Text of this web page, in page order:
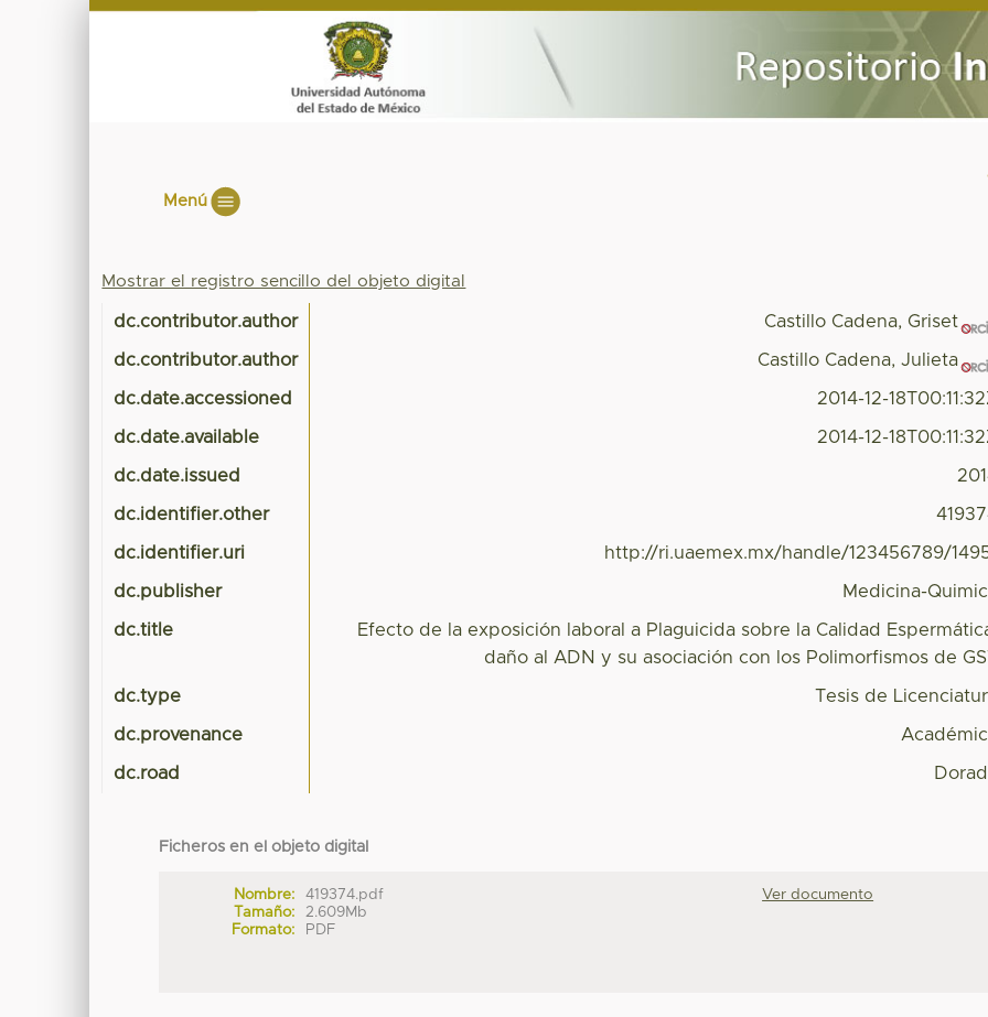
Menú
Mostrar el registro sencillo del objeto digital
dc.contributor.author Castillo Cadena, Griset
dc.contributor.author Castillo Cadena, Julieta
dc.date.accessioned 2014-12-
dc.date.available 2014-12-
dc.date.issued
dc.identifier.other
dc.identifier.uri http://ri.uaemex.mx/handle/123456789/
dc.publisher Medicina-
dc.title
Efecto de la exposición laboral a Plaguicida sobre la Calidad
daño al ADN y su asociación con los Polimorfismos de
dc.type Tesis de
dc.provenance
dc.road
Ficheros en el objeto digital
Nombre:
419374.pdf
Tamaño:
2.609Mb
Formato:
PDF
Ver documento